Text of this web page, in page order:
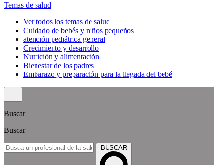
Temas de salud
Ver todos los temas de salud
Cuidado de bebés y niños pequeños
atención pediátrica general
Crecimiento y desarrollo
Nutrición y alimentación
Bienestar de los padres
Embarazo y preparación para la llegada del bebé
Buscar
Buscar
BUSCAR